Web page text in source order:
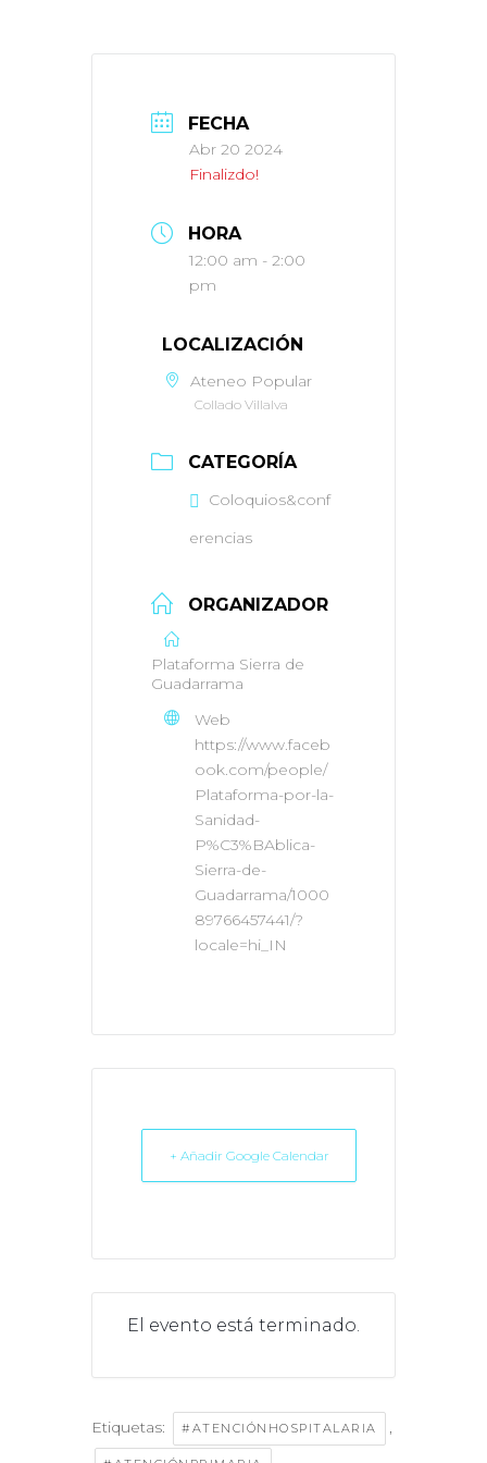
FECHA
Abr 20 2024
Finalizdo!
HORA
12:00 am - 2:00
pm
LOCALIZACIÓN
Ateneo Popular
Collado Villalva
CATEGORÍA
Coloquios&conf
erencias
ORGANIZADOR
Plataforma Sierra de
Guadarrama
Web
https://www.faceb
ook.com/people/
Plataforma-por-la-
Sanidad-
P%C3%BAblica-
Sierra-de-
Guadarrama/1000
89766457441/?
locale=hi_IN
+ Añadir Google Calendar
El evento está terminado.
Etiquetas: #ATENCIÓNHOSPITALARIA ,